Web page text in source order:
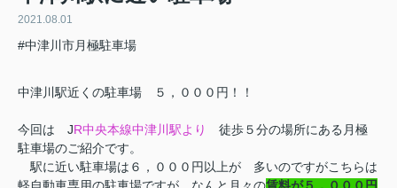
2021.08.01
#中津川市月極駐車場
中津川駅近くの駐車場 ５，０００円！！
今回は JR中央本線中津川駅より
徒歩５分の場所にある月極
駐車場のご紹介です。
駅に近い駐車場は６，０００円以上が 多いのですがこちらは
軽自動車専用の駐車場ですが なんと月々の賃料が５，０００円